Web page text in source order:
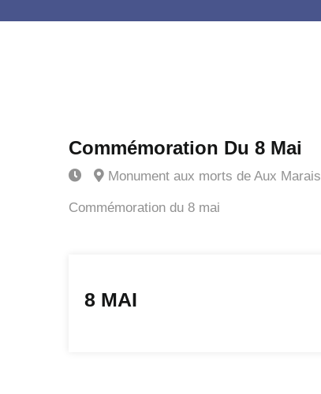
Commémoration Du 8 Mai
Monument aux morts de Aux Marais
Commémoration du 8 mai
8 MAI